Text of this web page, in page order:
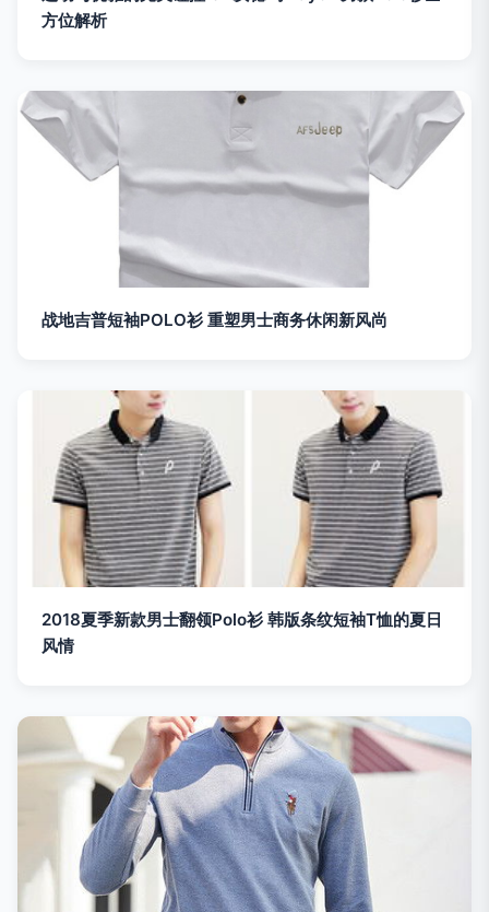
方位解析
战地吉普短袖POLO衫 重塑男士商务休闲新风尚
2018夏季新款男士翻领Polo衫 韩版条纹短袖T恤的夏日
风情